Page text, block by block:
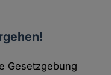
Gesetzgebung